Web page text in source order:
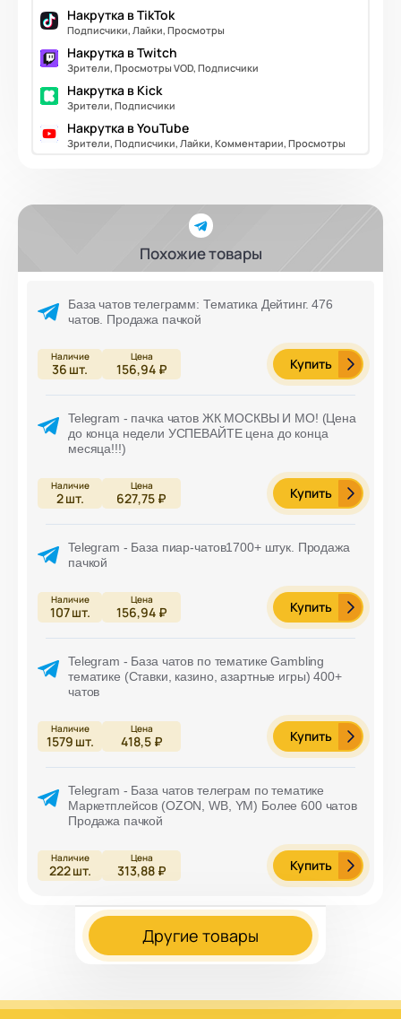
Накрутка в TikTok
Подписчики, Лайки, Просмотры
Накрутка в Twitch
Зрители, Просмотры VOD, Подписчики
Накрутка в Kick
Зрители, Подписчики
Накрутка в YouTube
Зрители, Подписчики, Лайки, Комментарии, Просмотры
Похожие товары
База чатов телеграмм: Тематика Дейтинг. 476
чатов. Продажа пачкой
36 шт. 156,94 ₽ Купить
Telegram - пачка чатов ЖК МОСКВЫ И МО! (Цена
до конца недели УСПЕВАЙТЕ цена до конца
месяца!!!)
2шт. 627,75 ₽ Купить
Telegram - База пиар-чатов1700+ штук. Продажа
пачкой
107шт. 156,94 ₽ Купить
Telegram - База чатов по тематике Gambling
тематике (Ставки, казино, азартные игры) 400+
чатов
1579 шт. 418,5 ₽ Купить
Telegram - База чатов телеграм по тематике
Маркетплейсов (OZON, WB, YM) Более 600 чатов
Продажа пачкой
222шт. 313,88 ₽ Купить
Другие товары